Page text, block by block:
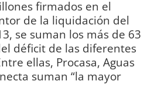
firmados en el
de la liquidación del
se suman los más de 63
déficit de las diferentes
ellas, Procasa, Aguas
suman “la mayor